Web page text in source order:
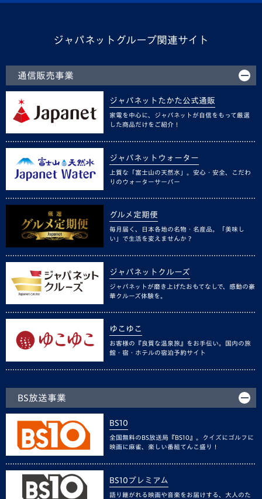
ジャパネットグループ関連サイト
通信販売事業
ジャパネットたかた公式通販
家電を中心に、ジャパネットが自信をもって厳選
した商品だけをご紹介！
ジャパネットウォーター
上質な「富士山の天然水」。安心・安全、こだわ
りのウォーターサーバー
グルメ定期便
毎月届く、日本各地の名物・名産品。「美味し
い」で生活を変えませんか？
ジャパネットクルーズ
ジャパネットが磨き上げたおもてなしで、感動の豪
華クルーズ体験を。
ゆこゆこ
お客様の『良質な温泉旅』をお手伝い。国内の旅
館・宿・ホテルの宿泊予約サイト
BS放送事業
BS10
全国無料のBS放送局『BS10』。クイズにゴルフに
映画に麻雀、楽しい番組てんこ盛り！
BS10プレミアム
語り継がれる映画や音楽をお届けする、大人のた